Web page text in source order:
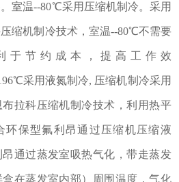
室温--80℃采用 压缩机制冷。采用
缩机制冷技术，室温--80℃不需要
于节约成本，提高工作效
采用液氮制冷, 压缩机制冷采用
拉科压缩机制冷技术，利用热平
环保型氟利昂通过压缩机压缩液
通过蒸发室吸热气化，带走蒸发
在蒸发室内部）周围温度，气化